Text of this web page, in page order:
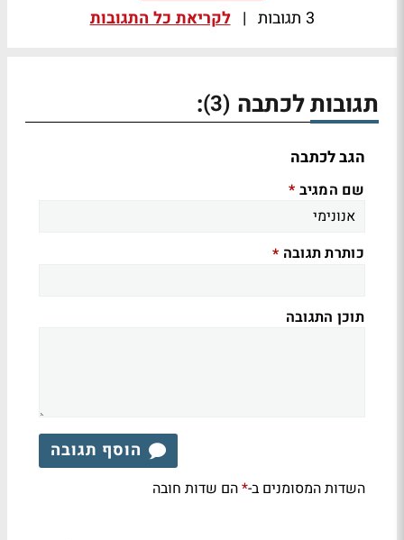
3 תגובות | לקריאת כל התגובות
תגובות לכתבה (3)
:
הגב לכתבה
שם המגיב *
כותרת תגובה *
תוכן התגובה
הוסף תגובה
השדות המסומנים ב-*הם שדות חובה